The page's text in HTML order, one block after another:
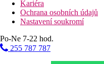
Kariéra
Ochrana osobních údajů
Nastavení soukromí
Po-Ne 7-22 hod.
255 787 787